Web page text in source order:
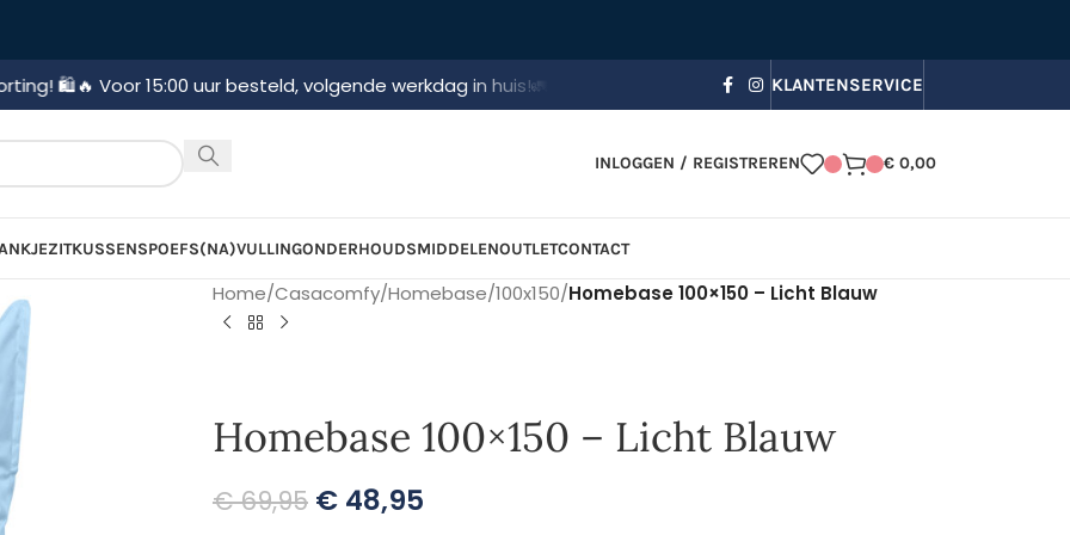
🔥 Voor 15:00 uur besteld, volgende werkdag in huis!🚛 Gratis bezorging, Zomerkorting in je winkelmandje!
KLANTENSERVICE
INLOGGEN / REGISTREREN € 0,00
ZITKUSSENSPOEFS(NA)VULLINGONDERHOUDSMIDDELENOUTLETCONTACT
Home/Casacomfy/Homebase/100x150/Homebase 100×150 – Licht Blauw
Homebase 100×150 – Licht Blauw
€69,95 €48,95